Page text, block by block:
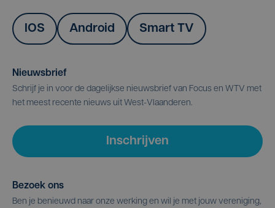
IOS Android Smart TV
Nieuwsbrief
Schrijf je in voor de dagelijkse nieuwsbrief van Focus en WTV met
het meest recente nieuws uit West-Vlaanderen.
Inschrijven
Bezoek ons
Ben je benieuwd naar onze werking en wil je met jouw vereniging,